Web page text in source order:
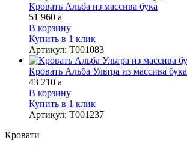
Кровать Альба из массива бука
51 960 a
В корзину
Купить в 1 клик
Артикул: Т001083
Кровать Альба Ультра из массива бука
43 210 a
В корзину
Купить в 1 клик
Артикул: Т001237
Кровати